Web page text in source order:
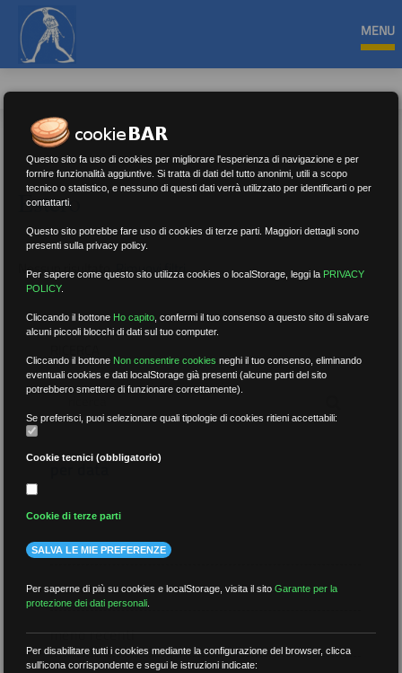
MENU
Estero
Nessun risultato.Rimuovi filtri
per data
più recenti
meno recenti
Questo sito fa uso di cookies per migliorare l'esperienza di navigazione e per
fornire funzionalità aggiuntive. Si tratta di dati del tutto anonimi, utili a scopo
tecnico o statistico, e nessuno di questi dati verrà utilizzato per identificarti o per
contattarti.
Questo sito potrebbe fare uso di cookies di terze parti. Maggiori dettagli sono
presenti sulla privacy policy.
Per sapere come questo sito utilizza cookies o localStorage, leggi la PRIVACY
POLICY.
Cliccando il bottone Ho capito ,confermi il tuo consenso a questo sito di salvare
alcuni piccoli blocchi di dati sul tuo computer.
Cliccando il bottone Non consentire cookies neghi il tuo consenso, eliminando
eventuali cookies e dati localStorage già presenti (alcune parti del sito
potrebbero smettere di funzionare correttamente).
Se preferisci, puoi selezionare quali tipologie di cookies ritieni accettabili:
Cookie tecnici (obbligatorio)
Cookie di terze parti
SALVA LE MIE PREFERENZE
Per saperne di più su cookies e localStorage, visita il sitoGarante per la
protezione dei dati personali
Per disabilitare tutti i cookies mediante la configurazione del browser, clicca
sull'icona corrispondente e segui le istruzioni indicate: